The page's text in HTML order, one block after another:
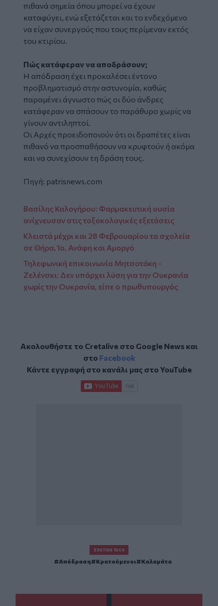
πιθανά σημεία όπου μπορεί να έχουν
καταφύγει, ενώ εξετάζεται και το ενδεχόμενο
να είχαν συνεργούς που τους περίμεναν εκτός
του κτιρίου.
Πώς κατάφεραν να αποδράσουν;
Η απόδραση έχει προκαλέσει έντονο
προβληματισμό στην αστυνομία, καθώς
παραμένει άγνωστο πώς οι δύο άνδρες
κατάφεραν να σπάσουν το παράθυρο χωρίς να
γίνουν αντιληπτοί.
Οι Αρχές προειδοποιούν ότι οι δραπέτες είναι
πιθανό να προσπαθήσουν να κρυφτούν ή ακόμα
και να συνεχίσουν τη δράση τους.
Πηγή: patrisnews.com
Βασίλης Καλογήρου: Φαρμακευτική ουσία
ανίχνευσαν στις τοξοκολογικές εξετάσεις
Κλειστά μέχρι και 28 Φεβρουαρίου τα σχολεία
σε Θήρα, Ίο, Ανάφη και Αμοργό
Τηλεφωνική επικοινωνία Μητσοτάκη -
Ζελένσκι: Δεν υπάρχει λύση για την Ουκρανία
χωρίς την Ουκρανία, είπε ο πρωθυπουργός
Ακολουθήστε το Cretalive στο Google Newsκαι
στο Facebook
Κάντε εγγραφή στο κανάλι μας στοYouTube
ΣΧΕΤΙΚΆ TAGS
Απόδραση Κρατούμενοι Καλαμάτα